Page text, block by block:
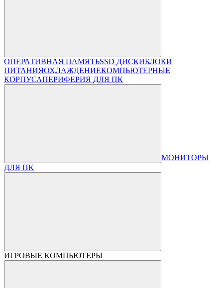
ОПЕРАТИВНАЯ ПАМЯТЬSSD ДИСКИБЛОКИ
ПИТАНИЯОХЛАЖДЕНИЕКОМПЬЮТЕРНЫЕ
КОРПУСАПЕРИФЕРИЯ ДЛЯ ПК
МОНИТОРЫ
ДЛЯ ПК
ИГРОВЫЕ КОМПЬЮТЕРЫ